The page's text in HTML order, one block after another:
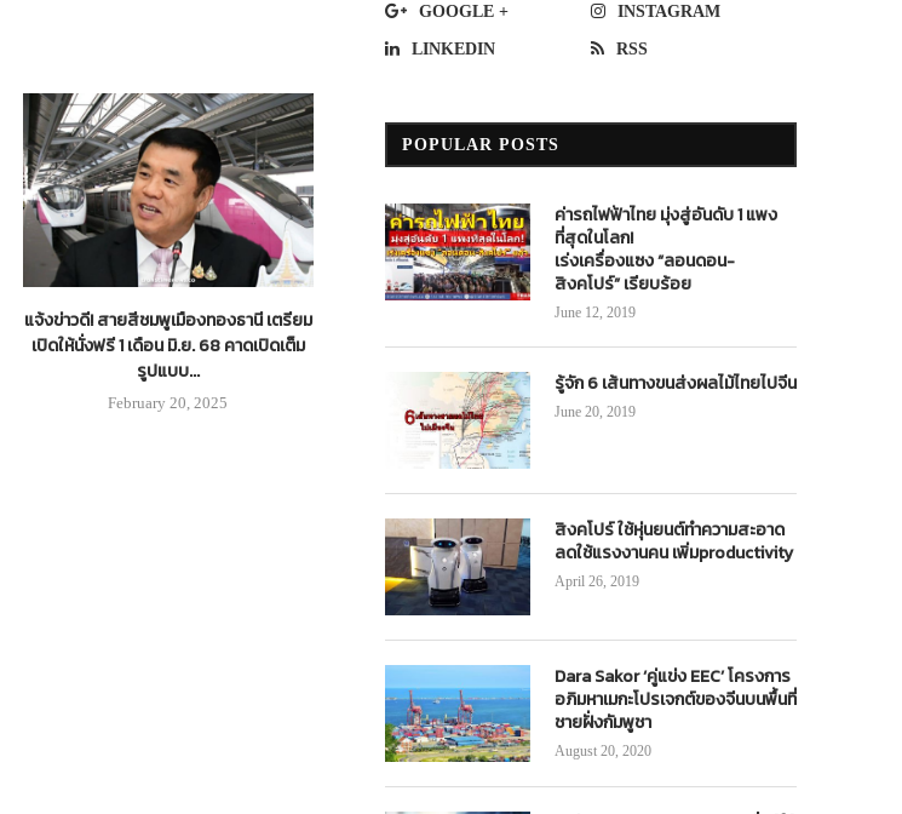
แจ้งข่าวดี! สายสีชมพูเมืองทองธานี เตรียม
เปิดให้นั่งฟรี 1 เดือน มิ.ย. 68 คาดเปิดเต็ม
รูปแบบ...
February 20, 2025
ทช.อัปเดตก่อสร้างถนนสาย อย.3011 พระ
นครศรีฯ คืบหน้ากว่า 36% คาดแล้วปี
2570
September 9, 2025
B2B
April 21, 2021
GOOGLE + INSTAGRAM
LINKEDIN RSS
POPULAR POSTS
ค่ารถไฟฟ้าไทย มุ่งสู่อันดับ 1 แพง
ที่สุดในโลก!
เร่งเครื่องแซง “ลอนดอน-
สิงคโปร์” เรียบร้อย
June 12, 2019
รู้จัก 6 เส้นทางขนส่งผลไม้ไทยไปจีน
June 20, 2019
สิงคโปร์ ใช้หุ่นยนต์ทำความสะอาด
ลดใช้แรงงานคน เพิ่มproductivity
April 26, 2019
Dara Sakor ‘คู่แข่ง EEC’ โครงการ
อภิมหาเมกะโปรเจกต์ของจีนบนพื้นที่
ชายฝั่งกัมพูชา
August 20, 2020